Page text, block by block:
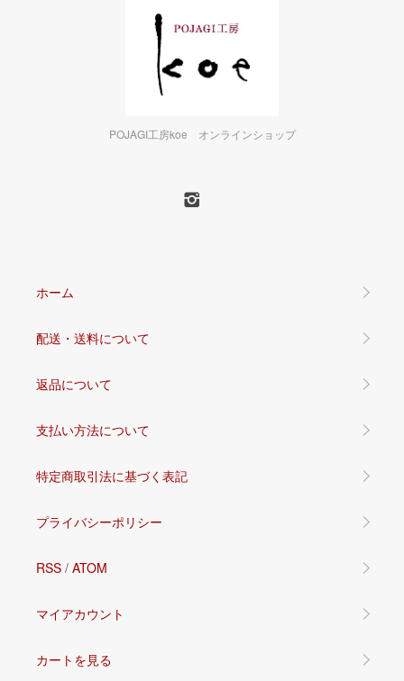
POJAGI工房koe オンラインショップ
ホーム
配送・送料について
返品について
支払い方法について
特定商取引法に基づく表記
プライバシーポリシー
RSS / ATOM
マイアカウント
カートを見る